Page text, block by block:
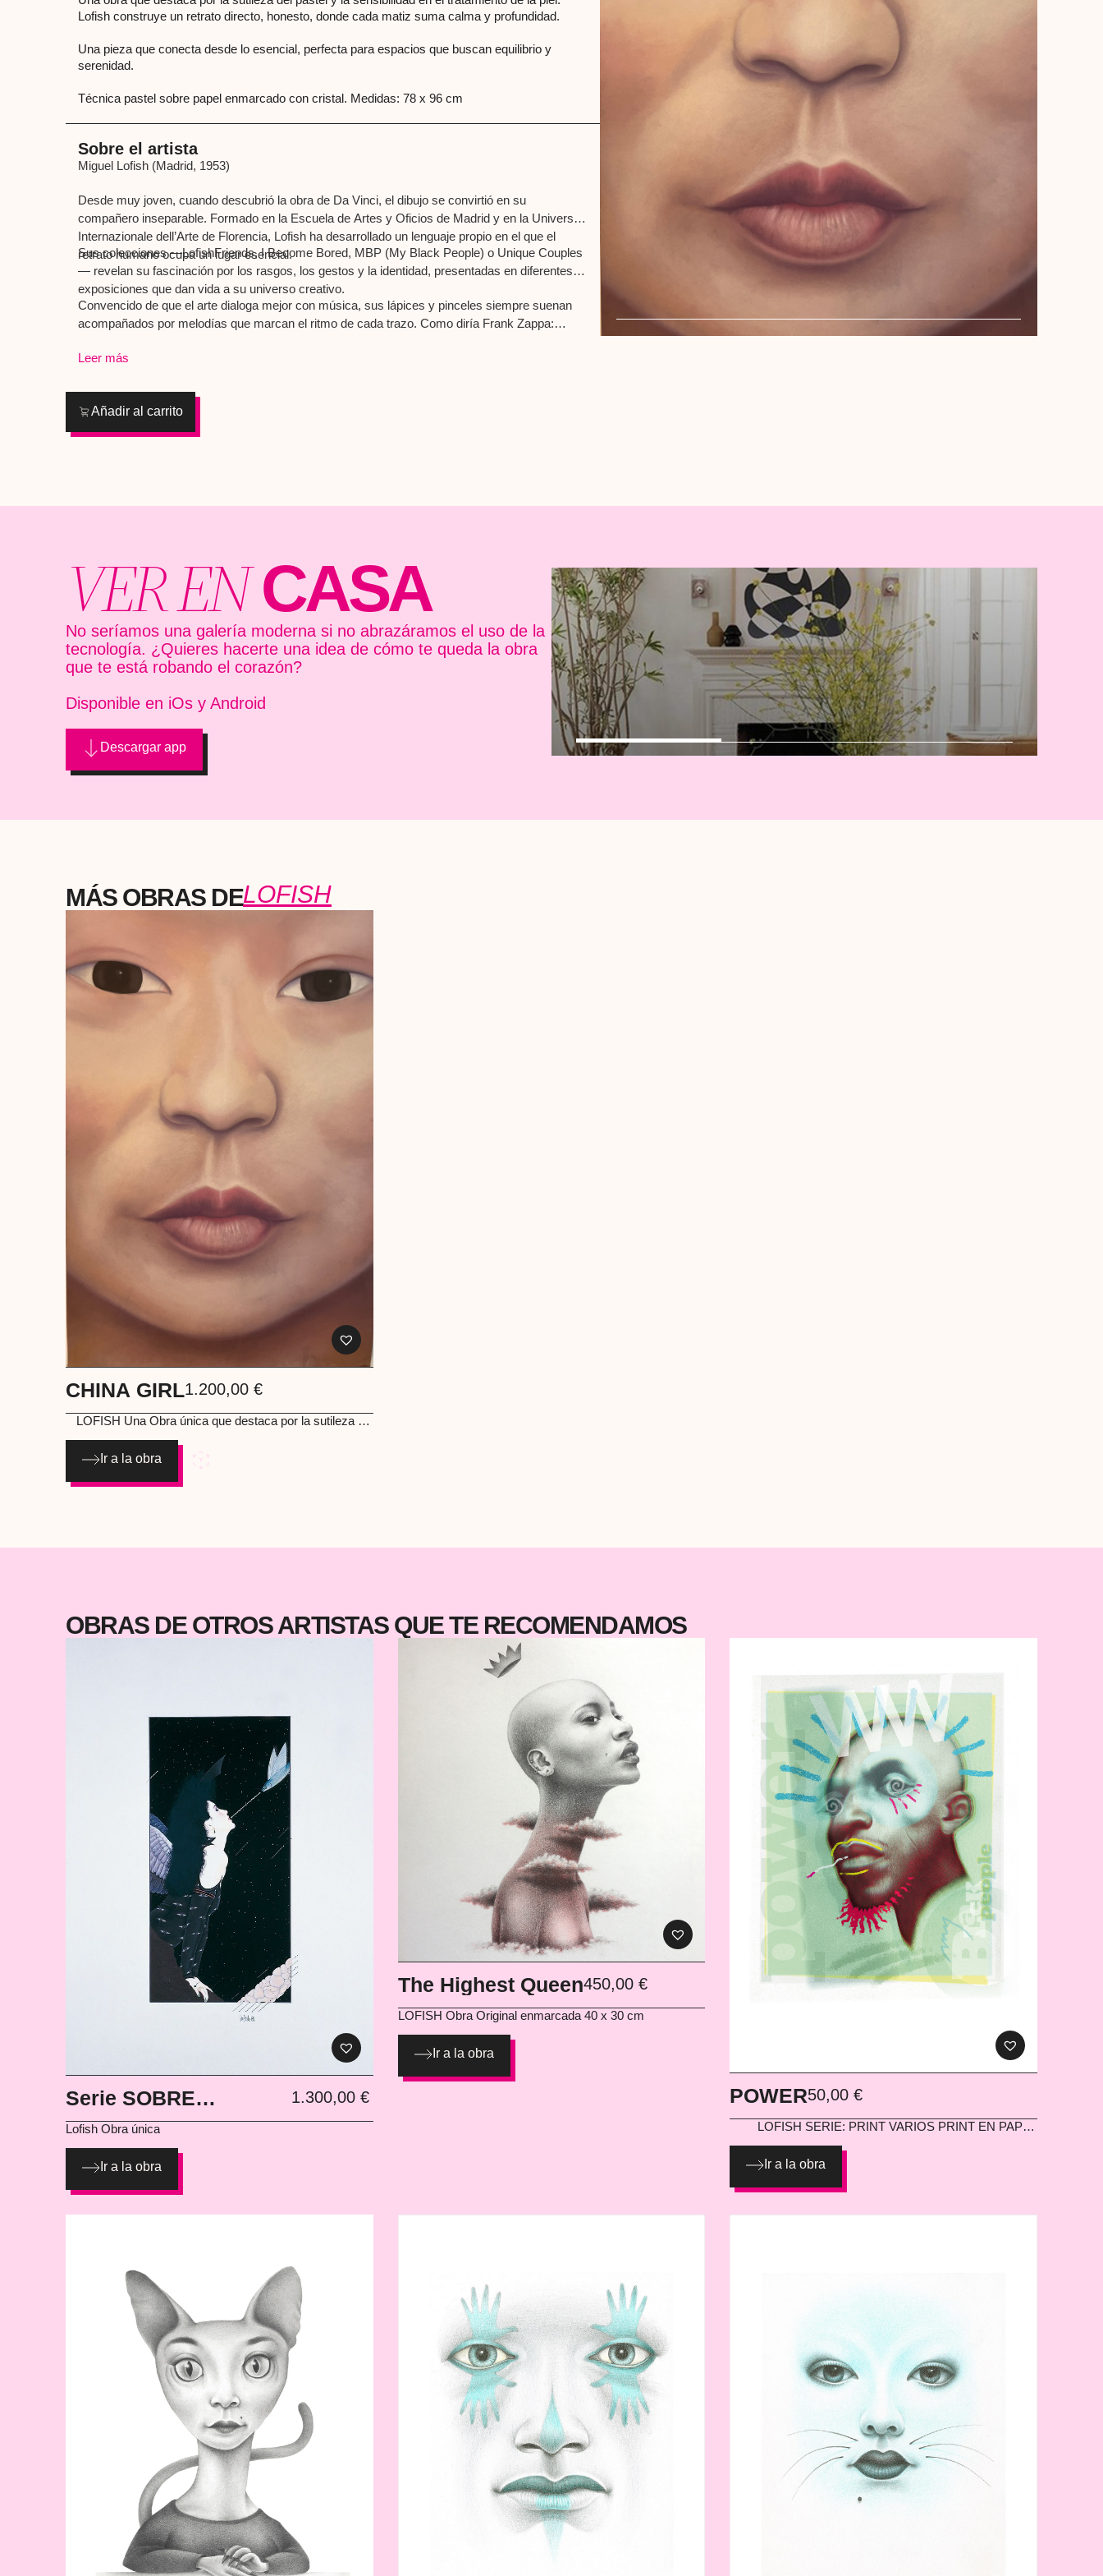
Lofish construye un retrato directo, honesto, donde cada matiz suma calma y profundidad.
Una pieza que conecta desde lo esencial, perfecta para espacios que buscan equilibrio y
serenidad.
Técnica pastel sobre papel enmarcado con cristal. Medidas: 78 x 96 cm
Sobre el artista
Miguel Lofish (Madrid, 1953)
Desde muy joven, cuando descubrió la obra de Da Vinci, el dibujo se convirtió en su
compañero inseparable. Formado en la Escuela de Artes y Oficios de Madrid y en la Università
Internazionale dell’Arte de Florencia, Lofish ha desarrollado un lenguaje propio en el que el
retrato humano ocupa un lugar esencial.
Sus colecciones —LofishFriends, I Become Bored, MBP (My Black People) o Unique Couples
— revelan su fascinación por los rasgos, los gestos y la identidad, presentadas en diferentes
exposiciones que dan vida a su universo creativo.
Convencido de que el arte dialoga mejor con música, sus lápices y pinceles siempre suenan
acompañados por melodías que marcan el ritmo de cada trazo. Como diría Frank Zappa:
Leer más
Añadir al carrito
VER ENCASA
No seríamos una galería moderna si no abrazáramos el uso de la
tecnología. ¿Quieres hacerte una idea de cómo te queda la obra
que te está robando el corazón?
Disponible en iOs y Android
Descargar app
MÁS OBRAS DELOFISH
CHINA GIRL1.200,00 €
LOFISH
construye un retrato directo, honesto, donde cada matiz
suma calma y profundidad. Una pieza que conecta
equilibrio y serenidad. Técnica pastel sobre papel
Ir a la obra
OBRAS DE OTROS ARTISTAS QUE TE RECOMENDAMOS
Serie SOBRE
AMERICANO #1
1.300,00 €
Lofish Obra única
Ir a la obra
The Highest Queen450,00 €
LOFISH Obra Original enmarcada 40 x 30 cm
Ir a la obra
POWER50,00€
LOFISH SERIE: PRINT VARIOS PRINT EN PAPEL
Ir a la obra